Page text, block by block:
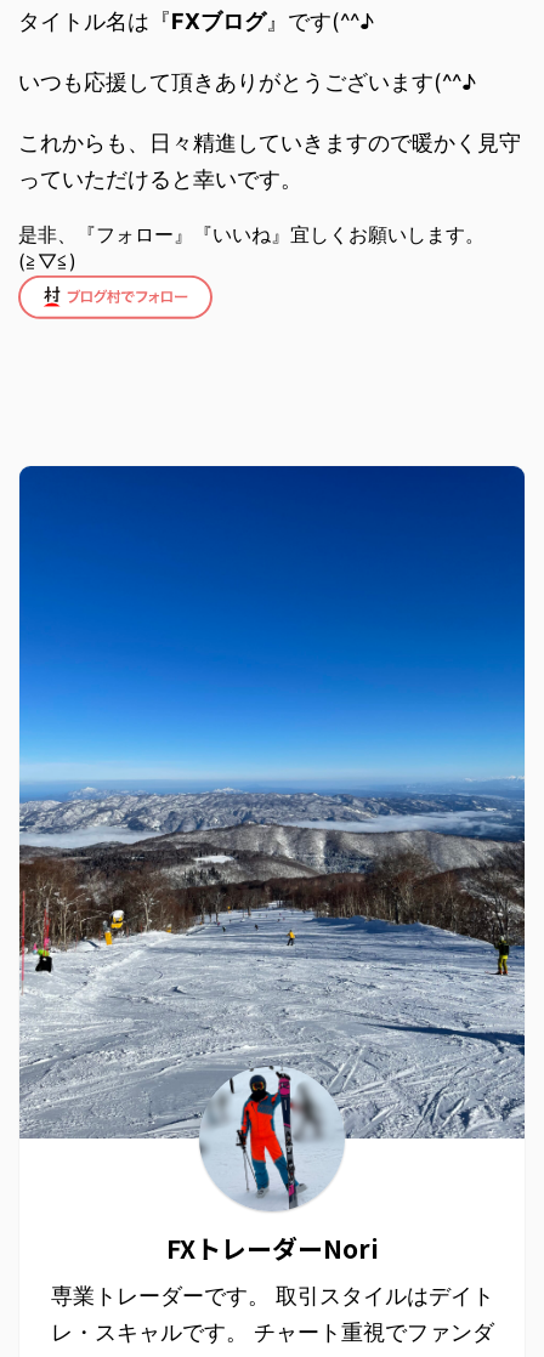
タイトル名は『FXブログ』です(^^♪
いつも応援して頂きありがとうございます(^^♪
これからも、日々精進していきますので暖かく見守
っていただけると幸いです。
是非、『フォロー』『いいね』宜しくお願いします。
(≧▽≦)
FXトレーダーNori
専業トレーダーです。 取引スタイルはデイト
レ・スキャルです。 チャート重視でファンダ